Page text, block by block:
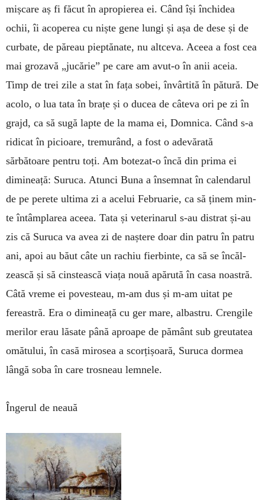
mișcare aș fi făcut în apropierea ei. Când își în­chidea
ochii, îi acoperea cu niște gene lungi și așa de dese și de
curba­te, de păreau pieptănate, nu altceva. Aceea a fost cea
mai grozavă „jucă­rie” pe care am avut-o în anii aceia.
Timp de trei zile a stat în fața sobei, învârtită în pătură. De
acolo, o lua tata în brațe și o ducea de câteva ori pe zi în
grajd, ca să sugă lapte de la mama ei, Dom­nica. Când s-a
ridicat în picioare, tremurând, a fost o ade­vărată
sărbătoare pentru toți. Am bo­tezat-o încă din prima ei
dimi­neață: Suruca. Atunci Buna a însem­nat în calendarul
de pe perete ultima zi a acelui Februarie, ca să ținem min­
te întâmplarea aceea. Tata și ve­te­rinarul s-au distrat și-au
zis că Su­ruca va avea zi de naștere doar din patru în patru
ani, apoi au băut câte un rachiu fierbinte, ca să se încăl­
zească și să cinstească viața nouă apărută în casa noastră.
Câtă vreme ei povesteau, m-am dus și m-am uitat pe
fereastră. Era o dimi­neață cu ger mare, albastru. Crengile
merilor erau lăsate până aproape de pământ sub greutatea
omătului, în casă mirosea a scorțișoară, Suruca dormea
lângă soba în care trosneau lemnele.
Îngerul de neauă